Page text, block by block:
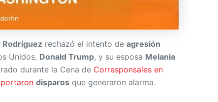
Rodríguez rechazó el intento de agresión
Unidos, Donald Trump, y su esposa Melania
durante la Cena de Corresponsales en
disparos que generaron alarma.